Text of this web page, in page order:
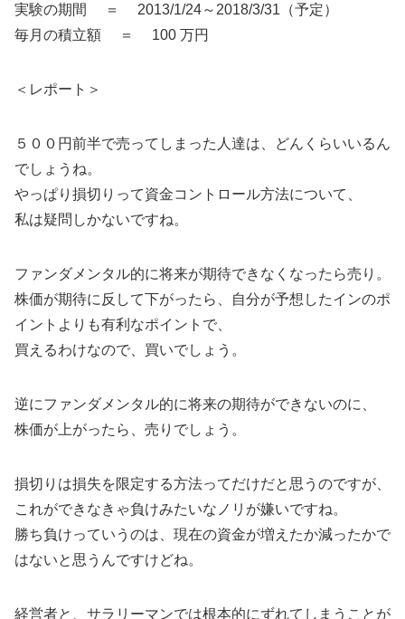
実験の期間 ＝ 2013/1/24～2018/3/31（予定）
毎月の積立額 ＝ 100 万円
＜レポート＞
５００円前半で売ってしまった人達は、どんくらいいるん
でしょうね。
やっぱり損切りって資金コントロール方法について、
私は疑問しかないですね。
ファンダメンタル的に将来が期待できなくなったら売り。
株価が期待に反して下がったら、自分が予想したインのポ
イントよりも有利なポイントで、
買えるわけなので、買いでしょう。
逆にファンダメンタル的に将来の期待ができないのに、
株価が上がったら、売りでしょう。
損切りは損失を限定する方法ってだけだと思うのですが、
これができなきゃ負けみたいなノリが嫌いですね。
勝ち負けっていうのは、現在の資金が増えたか減ったかで
はないと思うんですけどね。
経営者と、サラリーマンでは根本的にずれてしまうことが